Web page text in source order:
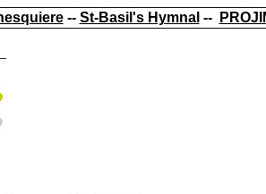
-- St-Basil's Hymnal --